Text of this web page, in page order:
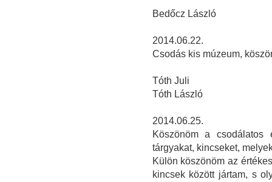
Bedőcz László
2014.06.22.
Csodás kis múzeum,
Tóth Juli
Tóth László
2014.06.25.
Köszönöm a csodálatos
tárgyakat, kincseket,
Külön köszönöm az
kincsek között jártam, s